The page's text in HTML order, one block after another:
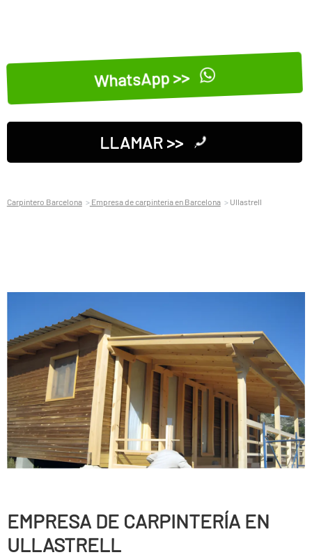
WhatsApp >>
LLAMAR >>
Carpintero Barcelona Empresa de carpinteria en Barcelona Ullastrell
EMPRESA DE CARPINTERÍ­A EN
ULLASTRELL